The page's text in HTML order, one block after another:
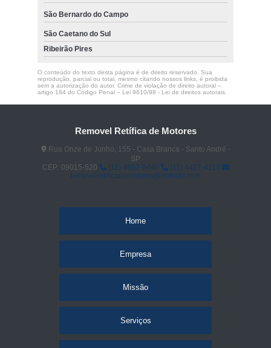
São Bernardo do Campo
São Caetano do Sul
Ribeirão Pires
O conteúdo do texto desta página é de direito reservado. Sua
reprodução, parcial ou total, mesmo citando nossos links, é proibida
sem a autorização do autor. Crime de violação de direito autoral –
artigo 184 do Código Penal – Lei 9610/98 - Lei de direitos autorais.
Removel Retífica de Motores
Rua Onze de Junho, 155 - Casa Branca - Santo André -
SP
CEP: 09015-520
(11) 4992-6440
(11) 4427-4110
removelretificademotores@hotmail.com
Home
Empresa
Missão
Serviços